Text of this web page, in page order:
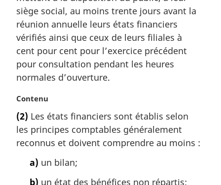
m
a
g
i
n
a
e
siège social, au moins trente jours avant la
réunion annuelle leurs états financiers
vérifiés ainsi que ceux de leurs filiales à
cent pour cent pour l’exercice précédent
pour consultation pendant les heures
normales d’ouverture.
N
t
e
m
Contenu
(2) Les états financiers sont établis selon
les principes comptables généralement
reconnus et doivent comprendre au moins :
a) un bilan;
b) un état des bénéfices non répartis;